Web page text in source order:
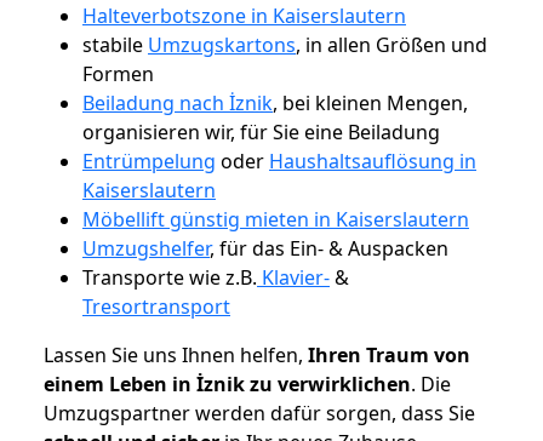
Halteverbotszone in Kaiserslautern
stabile Umzugskartons, in allen Größen und
Formen
Beiladung nach İznik, bei kleinen Mengen,
organisieren wir, für Sie eine Beiladung
Entrümpelung oder Haushaltsauflösung in
Kaiserslautern
Möbellift günstig mieten in Kaiserslautern
Umzugshelfer, für das Ein- & Auspacken
Transporte wie z.B. Klavier-&
Tresortransport
Lassen Sie uns Ihnen helfen, Ihren Traum von
einem Leben in İznik zu verwirklichen. Die
Umzugspartner werden dafür sorgen, dass Sie